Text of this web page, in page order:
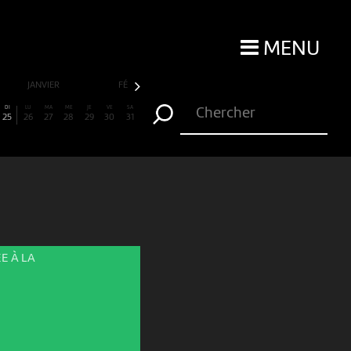
MENU
JANVIER FÉVRIER
DI
25
LU
26
MA
27
ME
28
JE
29
VE
30
SA
31
À LA